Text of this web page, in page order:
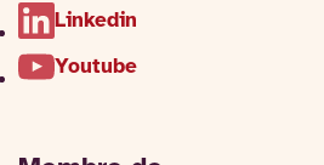
Linkedin
Youtube